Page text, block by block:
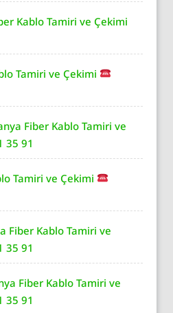
Kablo Tamiri ve Çekimi
Tamiri ve Çekimi
Fiber Kablo Tamiri ve
35 91
Tamiri ve Çekimi
Fiber Kablo Tamiri ve
35 91
Fiber Kablo Tamiri ve
35 91